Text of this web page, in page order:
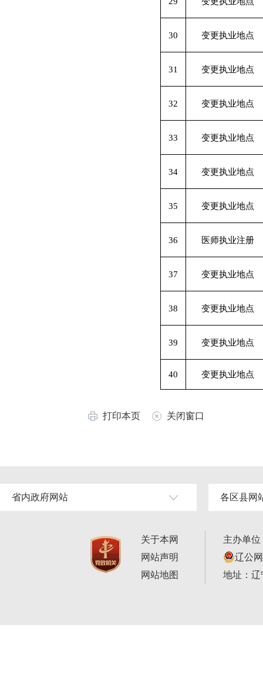
30 变更执业地点
31 变更执业地点
32 变更执业地点
33 变更执业地点
34 变更执业地点
35 变更执业地点
36 医师执业注册
37 变更执业地点
38 变更执业地点
39 变更执业地点
40 变更执业地点
打印本页 关闭窗口
省内政府网站 各区县网
关于本网
网站声明
网站地图
主办单
辽公
地址：辽